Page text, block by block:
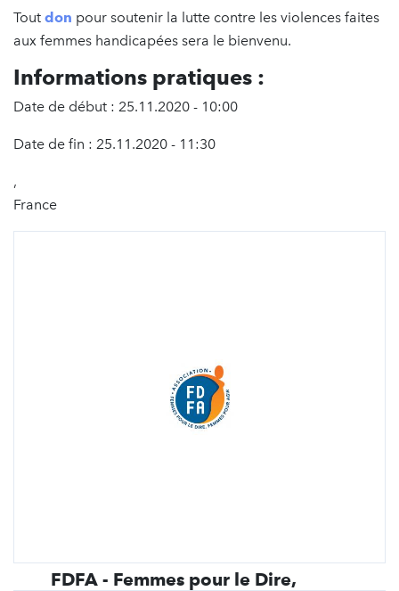
Tout don pour soutenir la lutte contre les violences faites
aux femmes handicapées sera le bienvenu.
Informations pratiques :
Date de début : 25.11.2020 - 10:00
Date de fin : 25.11.2020 - 11:30
,
France
FDFA - Femmes pour le Dire,